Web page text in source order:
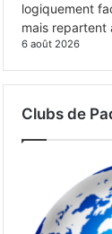
logiquement
mais
6 août 2026
Clubs de